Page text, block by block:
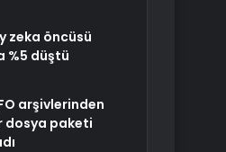
zeka öncüsü
%5 düştü
arşivlerinden
dosya paketi